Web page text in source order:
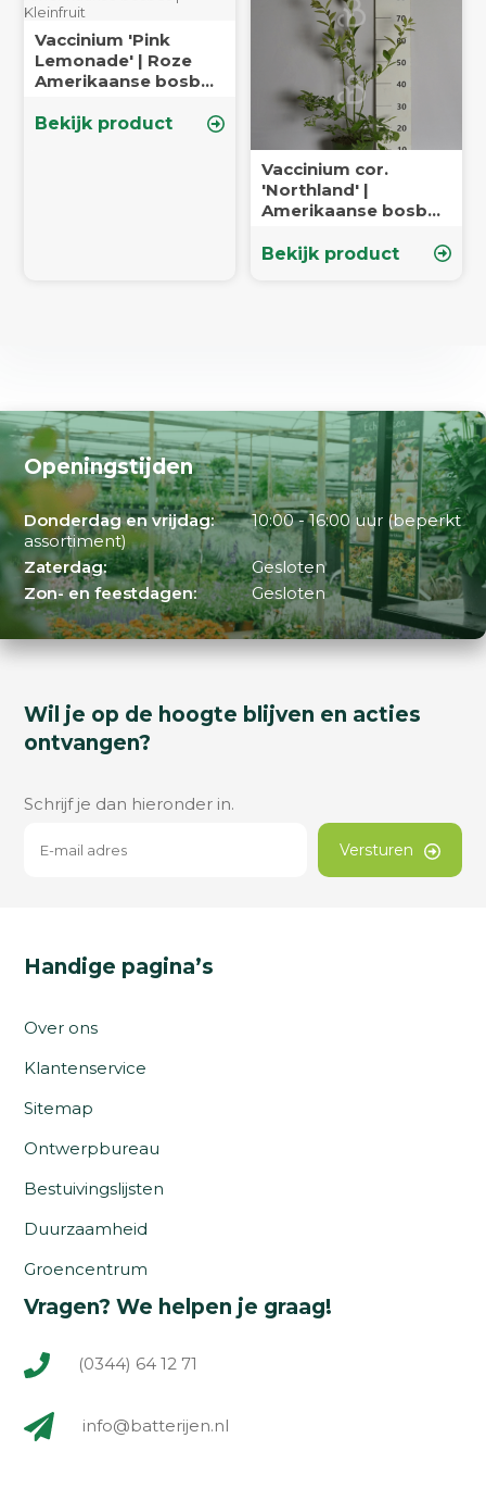
Vaccinium 'Pink
Lemonade' | Roze
Amerikaanse bosbes
Bekijk product
Vaccinium cor.
'Northland' |
Amerikaanse bosbes
Bekijk product
Openingstijden
Donderdag en vrijdag:
10:00 - 16:00 uur (beperkt
assortiment)
Zaterdag:
Gesloten
Zon- en feestdagen:
Gesloten
Wil je op de hoogte blijven en acties
ontvangen?
Schrijf je dan hieronder in.
Versturen
Handige pagina’s
Over ons
Klantenservice
Sitemap
Ontwerpbureau
Bestuivingslijsten
Duurzaamheid
Groencentrum
Vragen? We helpen je graag!
(0344) 64 12 71
info@batterijen.nl